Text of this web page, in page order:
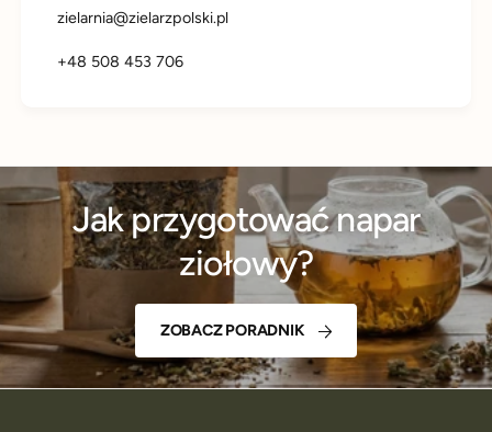
zielarnia@zielarzpolski.pl
+48 508 453 706
Jak przygotować napar
ziołowy?
ZOBACZ PORADNIK